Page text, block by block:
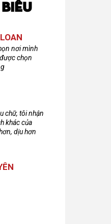
nơi mình
chọn
chữ, tôi nhận
khác của
dịu hơn